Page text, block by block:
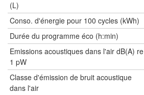
(L)
Conso. d'énergie pour 100 cycles (kWh)
Durée du programme éco (h:min)
Emissions acoustiques dans l'air dB(A) re
1 pW
Classe d'émission de bruit acoustique
dans l'air